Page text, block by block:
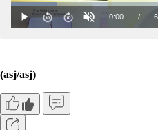
(asj/asj)